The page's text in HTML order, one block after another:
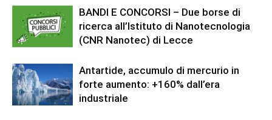
BANDI E CONCORSI – Due borse di
ricerca all’Istituto di Nanotecnologia
(CNR Nanotec) di Lecce
Antartide, accumulo di mercurio in
forte aumento: +160% dall’era
industriale